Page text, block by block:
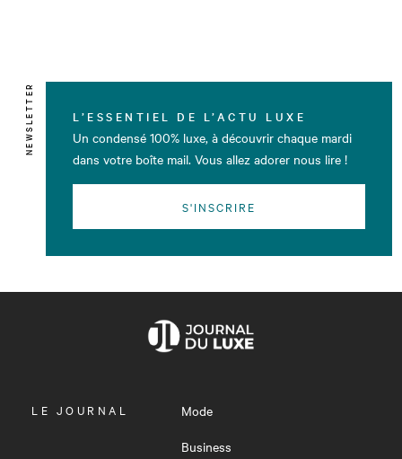
NEWSLETTER L’ESSENTIEL DE L’ACTU LUXE
Un condensé 100% luxe, à découvrir chaque mardi
dans votre boîte mail. Vous allez adorer nous lire !
S'INSCRIRE
OUVRIR
LE JOURNAL
Mode
Business